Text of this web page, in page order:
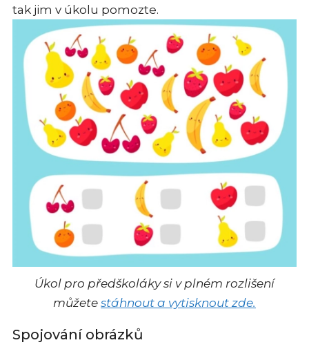
tak jim v úkolu pomozte.
Úkol pro předškoláky si v plném rozlišení
můžete stáhnout a vytisknout zde.
Spojování obrázků